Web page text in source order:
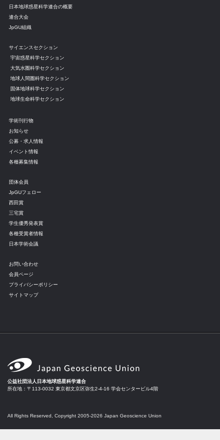
日本地球惑星科学連合の概要
連合大会
JpGU組織
サイエンスセクション
宇宙惑星科学セクション
大気水圏科学セクション
地球人間圏科学セクション
固体地球科学セクション
地球生命科学セクション
学術刊行物
お知らせ
公募・求人情報
イベント情報
各種募集情報
団体会員
JpGUフェロー
西田賞
三宅賞
学生優秀発表賞
各種受賞者情報
日本学術会議
お問い合わせ
会員ページ
プライバシーポリシー
サイトマップ
公益社団法人日本地球惑星科学連合
所在地：〒113-0032 東京都文京区弥生2-4-16 学会センタービル4階
All Rights Reserved, Copyright 2005-2026 Japan Geoscience Union